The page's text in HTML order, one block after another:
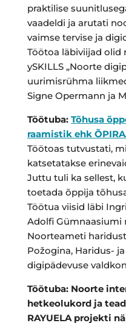
praktilise
vaadeldi ja arutati
vaimse tervise ja
Töötoa läbiviijad olid
ySKILLS „Noorte
uurimisrühma
Signe Opermann ja
Töötuba: Tõhusa
raamistik ehk
Töötoas tutvustati,
katsetatakse
Juttu tuli ka sellest,
toetada õppija
Töötua viisid läbi
Adolfi Gümnaasiumi
Noorteameti
Požogina, Haridus-
digipädevuse
Töötuba: Noorte
hetkeolukord ja
RAYUELA projekti